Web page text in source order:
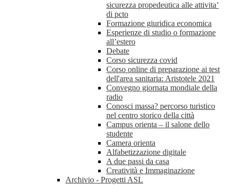
sicurezza propedeutica alle attivita’
di pcto
Formazione giuridica economica
Esperienze di studio o formazione
all’estero
Debate
Corso sicurezza covid
Corso online di preparazione ai test
dell'area sanitaria: Aristotele 2021
Convegno giornata mondiale della
radio
Conosci massa? percorso turistico
nel centro storico della città
Campus orienta – il salone dello
studente
Camera orienta
Alfabetizzazione digitale
A due passi da casa
Creatività e Immaginazione
Archivio - Progetti ASL